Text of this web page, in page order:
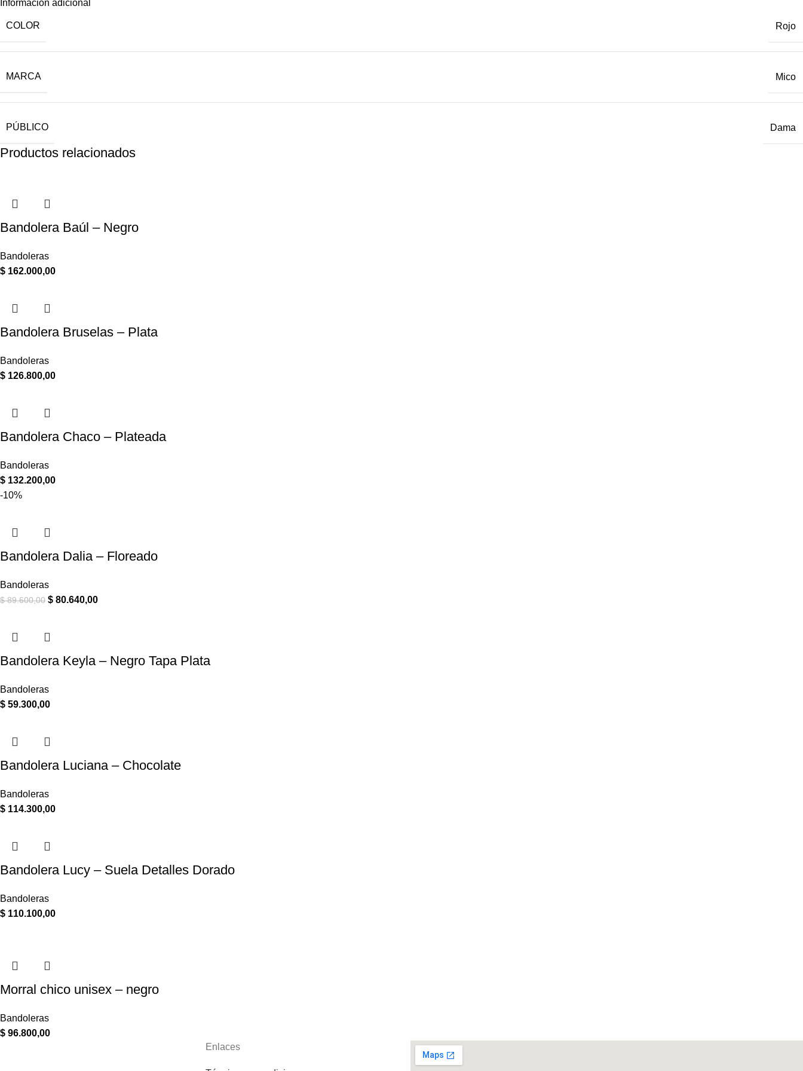
Información adicional
COLOR Rojo
MARCA Mico
PÚBLICO Dama
Productos relacionados
Bandolera Baúl – Negro
Bandoleras
$ 162.000,00
Bandolera Bruselas – Plata
Bandoleras
$ 126.800,00
Bandolera Chaco – Plateada
Bandoleras
$ 132.200,00
-10%
Bandolera Dalia – Floreado
Bandoleras
$89.600,00 $ 80.640,00
Bandolera Keyla – Negro Tapa Plata
Bandoleras
$ 59.300,00
Bandolera Luciana – Chocolate
Bandoleras
$ 114.300,00
Bandolera Lucy – Suela Detalles Dorado
Bandoleras
$ 110.100,00
Morral chico unisex – negro
Bandoleras
$ 96.800,00
Enlaces